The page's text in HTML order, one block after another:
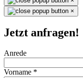
×
Jetzt anfragen!
Anrede
Vorname *